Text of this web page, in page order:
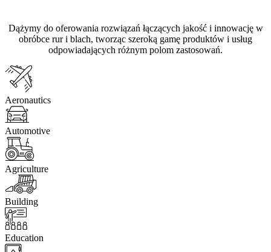
Dążymy do oferowania rozwiązań łączących jakość i innowację w
obróbce rur i blach, tworząc szeroką gamę produktów i usług
odpowiadających różnym polom zastosowań.
Aeronautics
Automotive
Agriculture
Building
Education